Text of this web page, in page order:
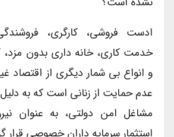
ادست فروشی، کارگری،
خدمت کاری، خانه داری بدون مزد،
و انواع بی شمار دیگری از اقتصاد
عدم حمایت از زنانی است که به
مشاغل امن دولتی، به عنوان نیروی
استثمار سرمایه داران خصوصی قرار